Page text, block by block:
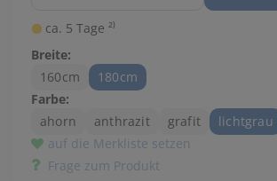
ca. 5 Tage ²⁾
Breite:
160cm
180cm
Farbe:
ahorn
anthrazit grafit lichtgrau
auf die Merkliste setzen
Frage zum Produkt